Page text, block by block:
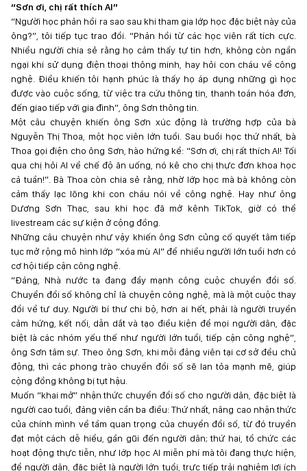
“Sơn ơi, chị rất thích AI”
“Người học phản hồi ra sao sau khi tham gia lớp học đặc biệt này của
ông?”, tôi tiếp tục trao đổi. “Phản hồi từ các học viên rất tích cực.
Nhiều người chia sẻ rằng họ cảm thấy tự tin hơn, không còn ngần
ngại khi sử dụng điện thoại thông minh, hay hỏi con cháu về công
nghệ. Điều khiến tôi hạnh phúc là thấy họ áp dụng những gì học
được vào cuộc sống, từ việc tra cứu thông tin, thanh toán hóa đơn,
đến giao tiếp với gia đình”, ông Sơn thông tin.
Một câu chuyện khiến ông Sơn xúc động là trường hợp của bà
Nguyễn Thị Thoa, một học viên lớn tuổi. Sau buổi học thứ nhất, bà
Thoa gọi điện cho ông Sơn, hào hứng kể: “Sơn ơi, chị rất thích AI! Tối
qua chị hỏi AI về chế độ ăn uống, nó kê cho chị thực đơn khoa học
cả tuần!”. Bà Thoa còn chia sẻ rằng, nhờ lớp học mà bà không còn
cảm thấy lạc lõng khi con cháu nói về công nghệ. Hay như ông
Dương Sơn Thạc, sau khi học đã mở kênh TikTok, giờ có thể
livestream các sự kiện ở cộng đồng.
Những câu chuyện như vậy khiến ông Sơn củng cố quyết tâm tiếp
tục mở rộng mô hình lớp “xóa mù AI” để nhiều người lớn tuổi hơn có
cơ hội tiếp cận công nghệ.
“Đảng, Nhà nước ta đang đẩy mạnh công cuộc chuyển đổi số.
Chuyển đổi số không chỉ là chuyện công nghệ, mà là một cuộc thay
đổi về tư duy. Người bí thư chi bộ, hơn ai hết, phải là người truyền
cảm hứng, kết nối, dẫn dắt và tạo điều kiện để mọi người dân, đặc
biệt là các nhóm yếu thế như người lớn tuổi, tiếp cận công nghệ”,
ông Sơn tâm sự. Theo ông Sơn, khi mỗi đảng viên tại cơ sở đều chủ
động, thì các phong trào chuyển đổi số sẽ lan tỏa mạnh mẽ, giúp
cộng đồng không bị tụt hậu.
Muốn “khai mở” nhận thức chuyển đổi số cho người dân, đặc biệt là
người cao tuổi, đảng viên cần ba điều: Thứ nhất, nâng cao nhận thức
của chính mình về tầm quan trọng của chuyển đổi số, từ đó truyền
đạt một cách dễ hiểu, gần gũi đến người dân; thứ hai, tổ chức các
hoạt động thực tiễn, như lớp học AI miễn phí mà tôi đang thực hiện,
để người dân, đặc biệt là người lớn tuổi, trực tiếp trải nghiệm lợi ích